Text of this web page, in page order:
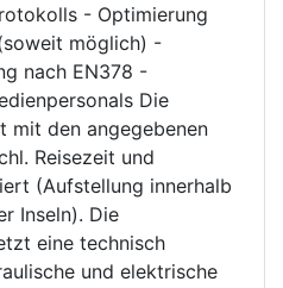
- Optimierung
möglich) -
nach EN378 -
Die
mit den angegebenen
Reisezeit und
(Aufstellung innerhalb
Inseln). Die
eine technisch
und elektrische